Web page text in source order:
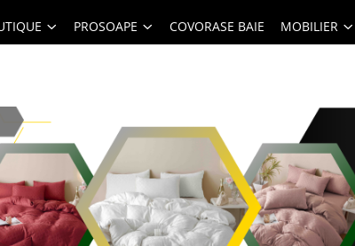
PROSOAPE COVORASE BAIE MOBILIER